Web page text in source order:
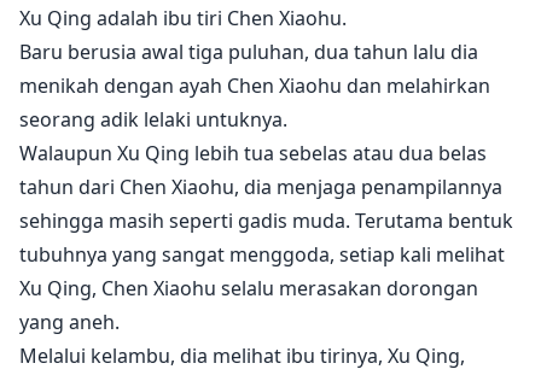
Xu Qing adalah ibu tiri Chen Xiaohu.
Baru berusia awal tiga puluhan, dua tahun lalu dia
menikah dengan ayah Chen Xiaohu dan melahirkan
seorang adik lelaki untuknya.
Walaupun Xu Qing lebih tua sebelas atau dua belas
tahun dari Chen Xiaohu, dia menjaga penampilannya
sehingga masih seperti gadis muda. Terutama bentuk
tubuhnya yang sangat menggoda, setiap kali melihat
Xu Qing, Chen Xiaohu selalu merasakan dorongan
yang aneh.
Melalui kelambu, dia melihat ibu tirinya, Xu Qing,